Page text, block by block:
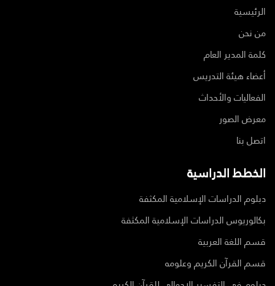
الرئيسية
من نحن
كلمة المدير العام
أعضاء هيئة التدريس
الفعاليات والأحداث
معرض الصور
اتصل بنا
الخطط الدراسية
دبلوم الدراسات الإسلامية المكثفة
بكالوريوس الدراسات الإسلامية المكثفة
قسم اللغة العربية
قسم القرآن الكريم وعلومه